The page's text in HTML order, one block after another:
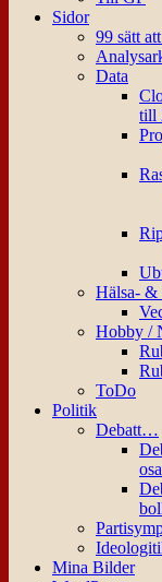
Sidor
99 sätt
Data
till
Hälsa-
Hobby /
ToDo
Politik
Debatt…
Mina Bilder